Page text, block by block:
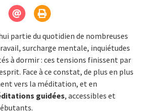
partie du quotidien de nombreuses
surcharge mentale, inquiétudes
à dormir : ces tensions finissent par
Face à ce constat, de plus en plus
vers la méditation, et en
guidées, accessibles et